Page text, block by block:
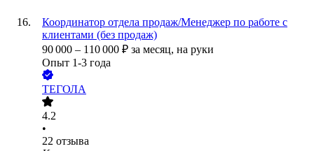
Координатор отдела продаж/Менеджер по работе с
клиентами (без продаж)
90 000 – 110 000 ₽ за месяц, на руки
Опыт 1-3 года
ТЕГОЛА
4.2
•
22 отзыва